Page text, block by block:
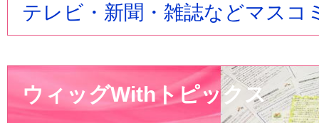
テレビ・新聞・雑誌などマスコ
ウィッグWithトピックス